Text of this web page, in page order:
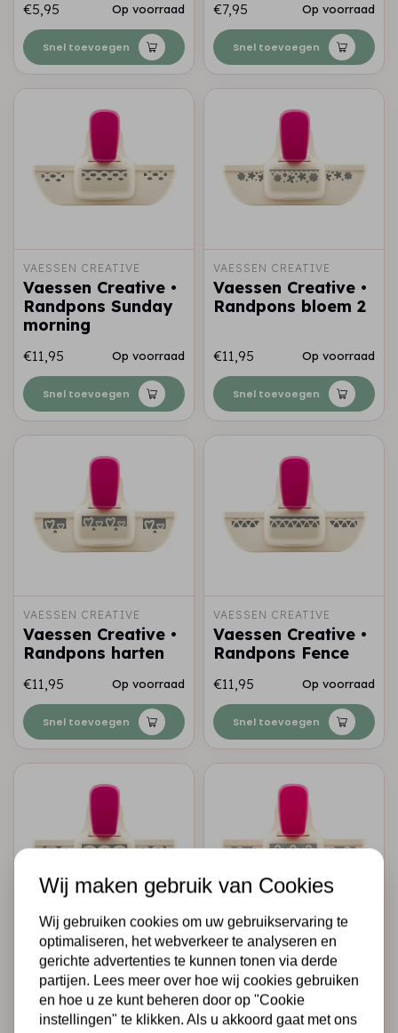
€5,95 Op voorraad
Snel toevoegen
€7,95 Op voorraad
Snel toevoegen
VAESSEN CREATIVE
Vaessen Creative •
Randpons Sunday
morning
€11,95 Op voorraad
Snel toevoegen
VAESSEN CREATIVE
Vaessen Creative •
Randpons bloem 2
€11,95 Op voorraad
Snel toevoegen
VAESSEN CREATIVE
Vaessen Creative •
Randpons harten
€11,95 Op voorraad
Snel toevoegen
VAESSEN CREATIVE
Vaessen Creative •
Randpons Fence
€11,95 Op voorraad
Snel toevoegen
VAESSEN CREATIVE
Vaessen Creative •
Randpons Sarah
Jane
Op voorraad
VAESSEN CREATIVE
Vaessen Creative •
Randpons sweet &
petite
Op voorraad
Wij maken gebruik van Cookies
Wij gebruiken cookies om uw gebruikservaring te
optimaliseren, het webverkeer te analyseren en
gerichte advertenties te kunnen tonen via derde
partijen. Lees meer over hoe wij cookies gebruiken
en hoe u ze kunt beheren door op "Cookie
instellingen" te klikken. Als u akkoord gaat met ons